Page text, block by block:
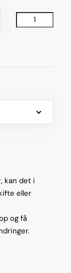
kan det i
eller
og få